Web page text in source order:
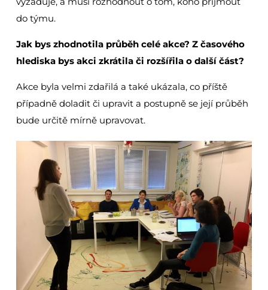
do týmu.
Jak bys zhodnotila průběh celé akce? Z časového
hlediska bys akci zkrátila či rozšířila o další část?
Akce byla velmi zdařilá a také ukázala, co příště
případně doladit či upravit a postupně se její průběh
bude určitě mírně upravovat.